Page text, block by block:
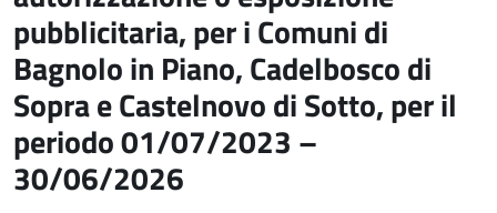
pubblicitaria, per i Comuni di
Bagnolo in Piano, Cadelbosco di
Sopra e Castelnovo di Sotto, per il
periodo 01/07/2023 –
30/06/2026